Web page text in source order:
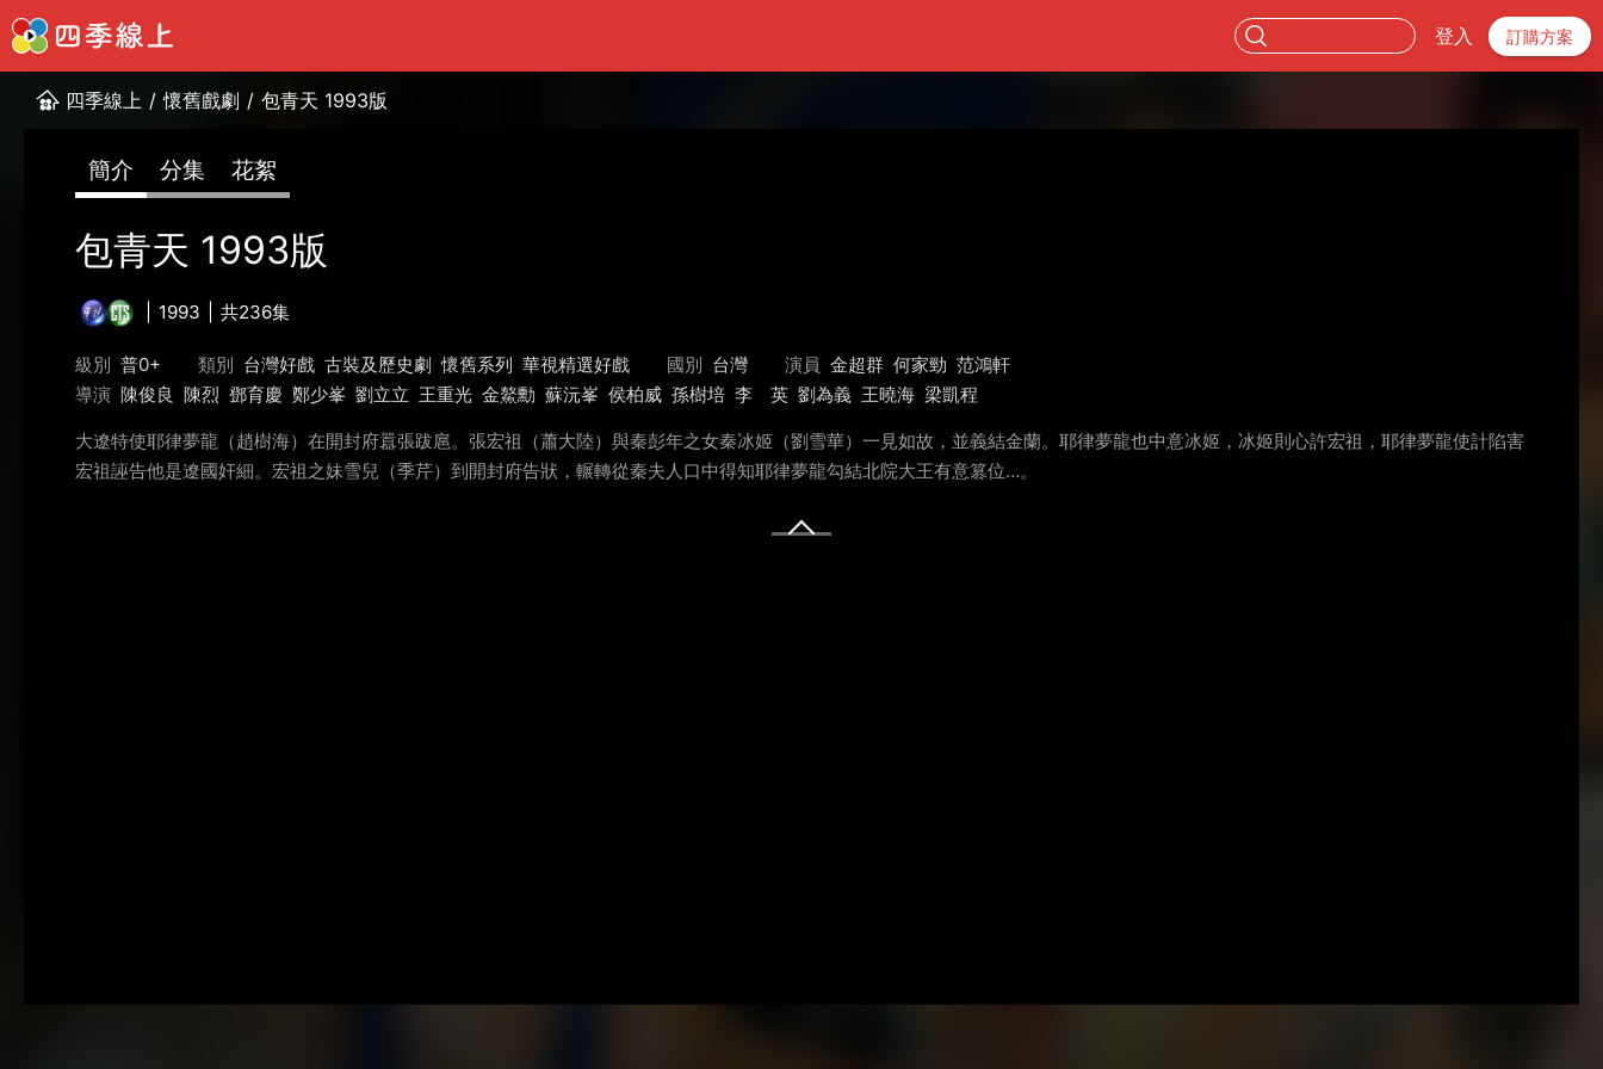
登入 訂購方案
四季線上 / 懷舊戲劇 / 包青天 1993版
簡介 分集 花絮
包青天 1993版
1993 共236集
級別 普0+ 類別 台灣好戲 古裝及歷史劇 懷舊系列 華視精選好戲 國別 台灣 演員 金超群 何家勁 范鴻軒
導演 陳俊良 陳烈 鄧育慶 鄭少峯 劉立立 王重光 金鰲勳 蘇沅峯 侯柏威 孫樹培 李 英 劉為義 王曉海 梁凱程
大遼特使耶律夢龍（趙樹海）在開封府囂張跋扈。張宏祖（蕭大陸）與秦彭年之女秦冰姬（劉雪華）一見如故，並義結金蘭。耶律夢龍也中意冰姬，冰姬則心許宏祖，耶律夢龍使計陷害
宏祖誣告他是遼國奸細。宏祖之妹雪兒（季芹）到開封府告狀，輾轉從秦夫人口中得知耶律夢龍勾結北院大王有意篡位…。